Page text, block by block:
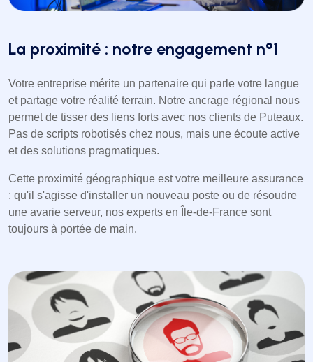
La proximité : notre engagement n°1
Votre entreprise mérite un partenaire qui parle votre langue
et partage votre réalité terrain. Notre ancrage régional nous
permet de tisser des liens forts avec nos clients de Puteaux.
Pas de scripts robotisés chez nous, mais une écoute active
et des solutions pragmatiques.
Cette proximité géographique est votre meilleure assurance
: qu'il s'agisse d'installer un nouveau poste ou de résoudre
une avarie serveur, nos experts en Île-de-France sont
toujours à portée de main.